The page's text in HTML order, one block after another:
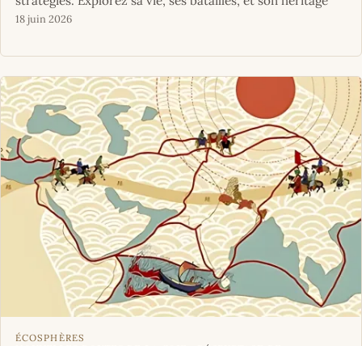
18 juin 2026
ÉCOSPHÈRES